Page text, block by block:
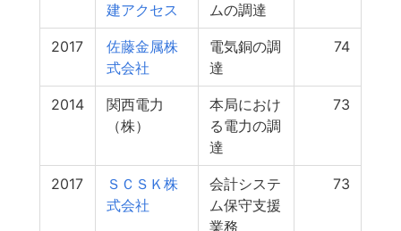
建アクセス
ムの調達
2017
佐藤金属株
式会社
電気銅の調
達
74
2014
関西電力
（株）
本局におけ
る電力の調
達
73
2017
ＳＣＳＫ株
式会社
会計システ
ム保守支援
業務
73